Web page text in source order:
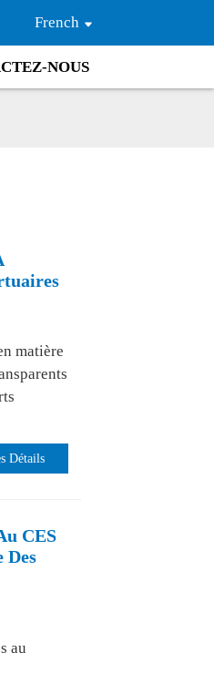
French
NOUS
matière
Détails
CES
Des
au